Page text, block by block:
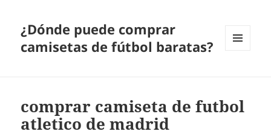
¿Dónde puede comprar
camisetas de fútbol baratas?
comprar camiseta de futbol
atletico de madrid